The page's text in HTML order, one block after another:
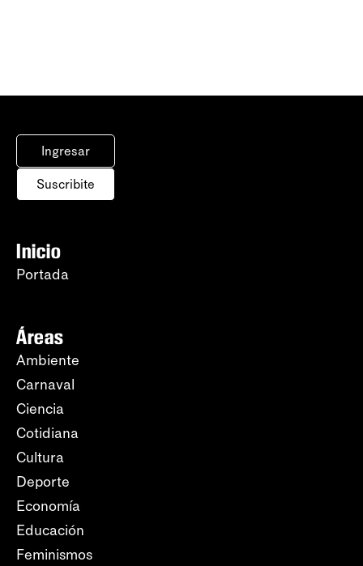
Ingresar
Suscribite
Inicio
Portada
Áreas
Ambiente
Carnaval
Ciencia
Cotidiana
Cultura
Deporte
Economía
Educación
Feminismos